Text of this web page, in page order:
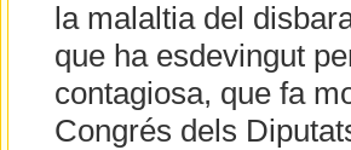
la malaltia del
que ha esdevingut
contagiosa, que fa
Congrés dels